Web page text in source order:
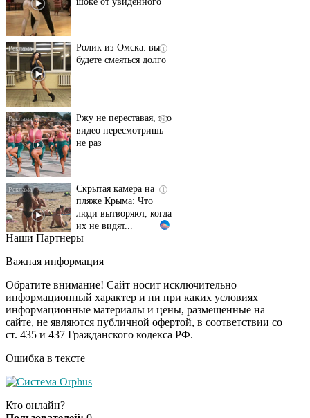
будете смеяться долго
видео пересмотришь
не раз
пляже Крыма: Что
люди вытворяют, когда
их не видят...
Ролик длится
смеяться вы будете
долго
i
Королева вагона
отожгла! Видео не
оставит равнодушным
Наши Партнеры
Важная информация
Обратите внимание! Сайт носит исключительно
информационный характер и ни при каких условиях
информационные материалы и цены, размещенные на
сайте, не являются публичной офертой, в соответствии со
ст. 435 и 437 Гражданского кодекса РФ.
Ошибка в тексте
Кто онлайн?